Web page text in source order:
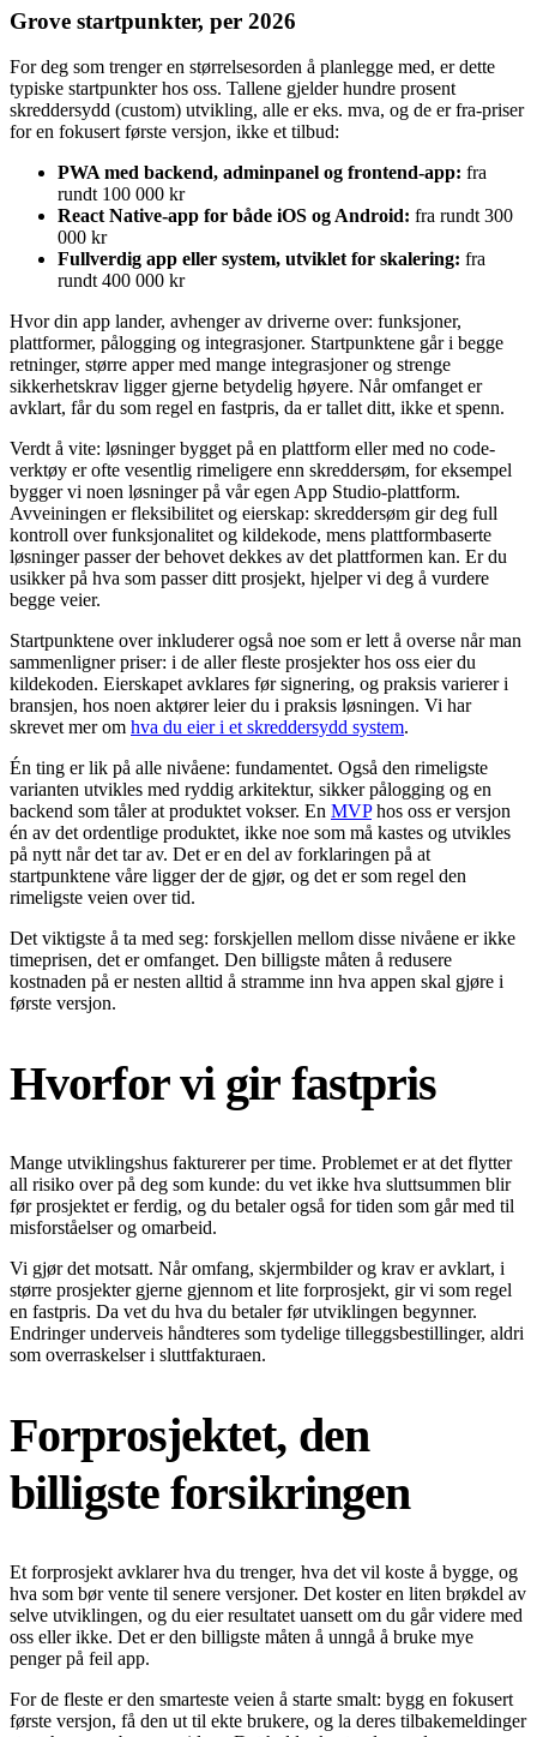
Grove startpunkter, per 2026
For deg som trenger en størrelsesorden å planlegge med, er dette
typiske startpunkter hos oss. Tallene gjelder hundre prosent
skreddersydd (custom) utvikling, alle er eks. mva, og de er fra-priser
for en fokusert første versjon, ikke et tilbud:
PWA med backend, adminpanel og frontend-app: fra
rundt 100 000 kr
React Native-app for både iOS og Android: fra rundt 300
000 kr
Fullverdig app eller system, utviklet for skalering: fra
rundt 400 000 kr
Hvor din app lander, avhenger av driverne over: funksjoner,
plattformer, pålogging og integrasjoner. Startpunktene går i begge
retninger, større apper med mange integrasjoner og strenge
sikkerhetskrav ligger gjerne betydelig høyere. Når omfanget er
avklart, får du som regel en fastpris, da er tallet ditt, ikke et spenn.
Verdt å vite: løsninger bygget på en plattform eller med no code-
verktøy er ofte vesentlig rimeligere enn skreddersøm, for eksempel
bygger vi noen løsninger på vår egen App Studio-plattform.
Avveiningen er fleksibilitet og eierskap: skreddersøm gir deg full
kontroll over funksjonalitet og kildekode, mens plattformbaserte
løsninger passer der behovet dekkes av det plattformen kan. Er du
usikker på hva som passer ditt prosjekt, hjelper vi deg å vurdere
begge veier.
Startpunktene over inkluderer også noe som er lett å overse når man
sammenligner priser: i de aller fleste prosjekter hos oss eier du
kildekoden. Eierskapet avklares før signering, og praksis varierer i
bransjen, hos noen aktører leier du i praksis løsningen. Vi har
skrevet mer om hva du eier i et skreddersydd system.
Én ting er lik på alle nivåene: fundamentet. Også den rimeligste
varianten utvikles med ryddig arkitektur, sikker pålogging og en
backend som tåler at produktet vokser. En MVPhos oss er versjon
én av det ordentlige produktet, ikke noe som må kastes og utvikles
på nytt når det tar av. Det er en del av forklaringen på at
startpunktene våre ligger der de gjør, og det er som regel den
rimeligste veien over tid.
Det viktigste å ta med seg: forskjellen mellom disse nivåene er ikke
timeprisen, det er omfanget. Den billigste måten å redusere
kostnaden på er nesten alltid å stramme inn hva appen skal gjøre i
første versjon.
Hvorfor vi gir fastpris
Mange utviklingshus fakturerer per time. Problemet er at det flytter
all risiko over på deg som kunde: du vet ikke hva sluttsummen blir
før prosjektet er ferdig, og du betaler også for tiden som går med til
misforståelser og omarbeid.
Vi gjør det motsatt. Når omfang, skjermbilder og krav er avklart, i
større prosjekter gjerne gjennom et lite forprosjekt, gir vi som regel
en fastpris. Da vet du hva du betaler før utviklingen begynner.
Endringer underveis håndteres som tydelige tilleggsbestillinger, aldri
som overraskelser i sluttfakturaen.
Forprosjektet, den
billigste forsikringen
Et forprosjekt avklarer hva du trenger, hva det vil koste å bygge, og
hva som bør vente til senere versjoner. Det koster en liten brøkdel av
selve utviklingen, og du eier resultatet uansett om du går videre med
oss eller ikke. Det er den billigste måten å unngå å bruke mye
penger på feil app.
For de fleste er den smarteste veien å starte smalt: bygg en fokusert
første versjon, få den ut til ekte brukere, og la deres tilbakemeldinger